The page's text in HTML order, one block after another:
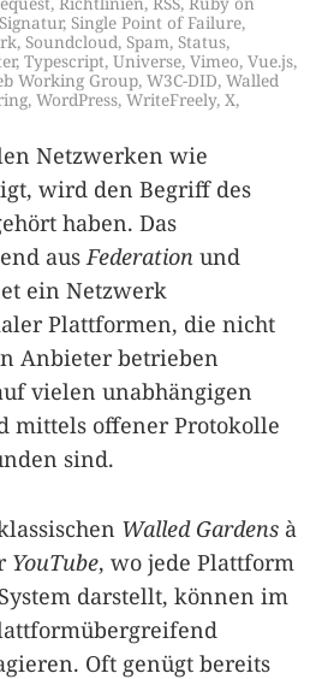
Signatur, Single Point of Failure,
, Soundcloud, Spam, Status,
, Typescript, Universe, Vimeo, Vue.js,
Working Group, W3C-DID, Walled
, WordPress, WriteFreely, X,
Netzwerken wie
wird den Begriff des
haben. Das
aus Federation und
ein Netzwerk
Plattformen, die nicht
Anbieter betrieben
vielen unabhängigen
mittels offener Protokolle
sind.
Walled Gardens à
YouTube, wo jede Plattform
darstellt, können im
Oft genügt bereits